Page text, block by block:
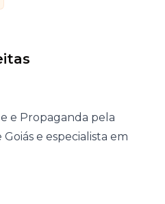
e Propaganda pela
e especialista em